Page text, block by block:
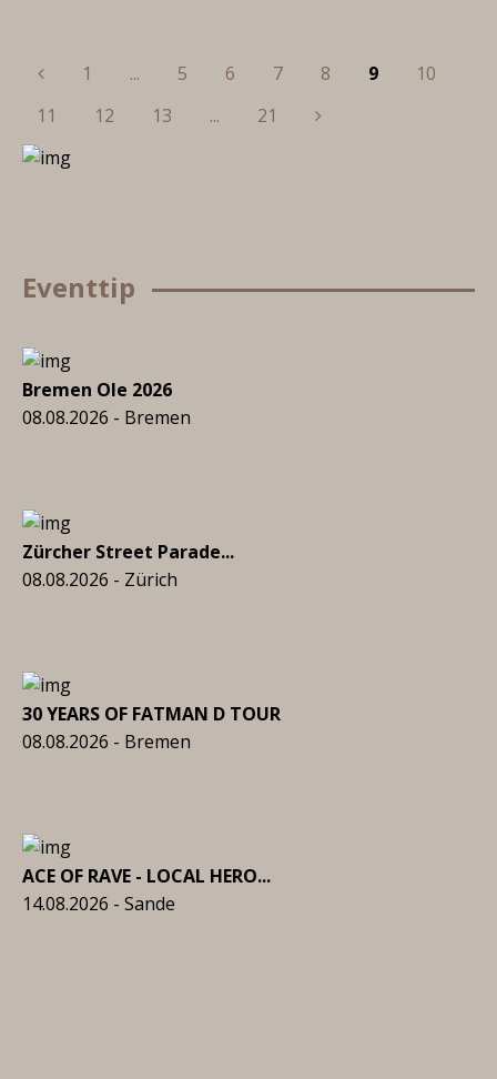
Previous
1 ... 5 6 7 8 9
10
11
12 13 ... 21
Eventtip
Bremen Ole 2026
08.08.2026 - Bremen
Zürcher Street Parade...
08.08.2026 - Zürich
30 YEARS OF FATMAN D TOUR
08.08.2026 - Bremen
ACE OF RAVE - LOCAL HERO...
14.08.2026 - Sande